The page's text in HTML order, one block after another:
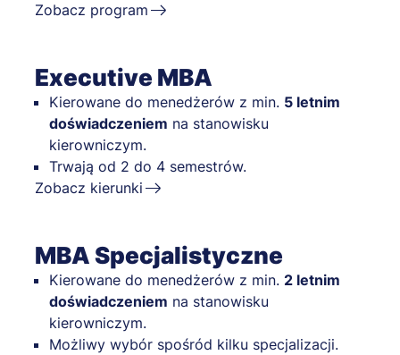
Zobacz program
Executive MBA
Kierowane do menedżerów z min. 5 letnim
doświadczeniem na stanowisku
kierowniczym.
Trwają od 2 do 4 semestrów.
Zobacz kierunki
MBA Specjalistyczne
Kierowane do menedżerów z min. 2 letnim
doświadczeniem na stanowisku
kierowniczym.
Możliwy wybór spośród kilku specjalizacji.